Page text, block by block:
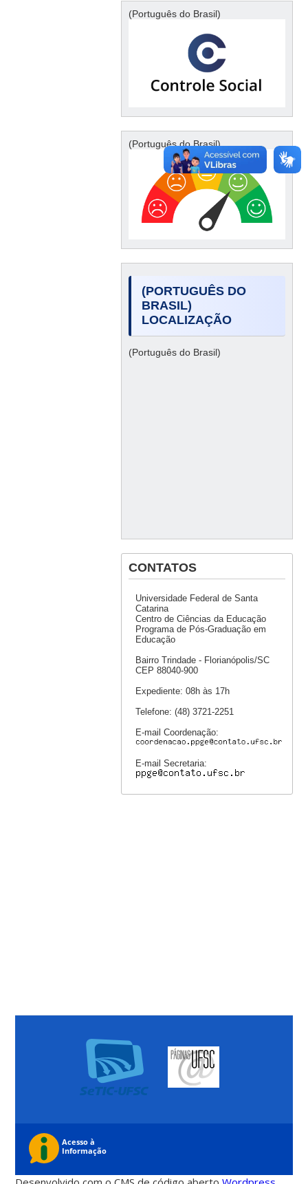
(Português do Brasil)
(Português do Brasil)
(PORTUGUÊS DO
BRASIL)
LOCALIZAÇÃO
(Português do Brasil)
CONTATOS
Universidade Federal de Santa
Catarina
Centro de Ciências da Educação
Programa de Pós-Graduação em
Educação
Bairro Trindade - Florianópolis/SC
CEP 88040-900
Expediente: 08h às 17h
Telefone: (48) 3721-2251
E-mail Coordenação:
E-mail Secretaria: